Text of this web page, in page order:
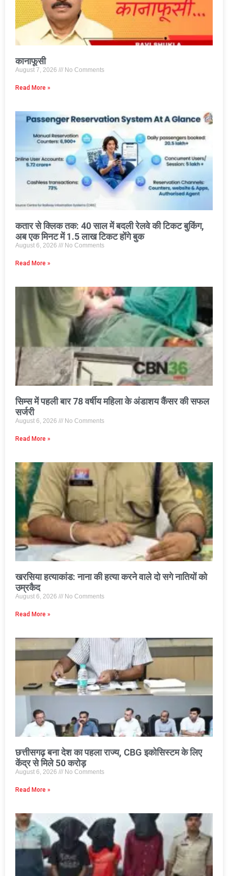
कानाफूसी
August 7, 2026 No Comments
Read More »
कतार से क्लिक तक: 40 साल में बदली रेलवे की टिकट बुकिंग,
अब एक मिनट में 1.5 लाख टिकट होंगे बुक
August 6, 2026 No Comments
Read More »
सिम्स में पहली बार 78 वर्षीय महिला के अंडाशय कैंसर की सफल
सर्जरी
August 6, 2026 No Comments
Read More »
खरसिया हत्याकांड: नाना की हत्या करने वाले दो सगे नातियों को
उम्रकैद
August 6, 2026 No Comments
Read More »
छत्तीसगढ़ बना देश का पहला राज्य, CBG इकोसिस्टम के लिए
केंद्र से मिले 50 करोड़
August 6, 2026 No Comments
Read More »